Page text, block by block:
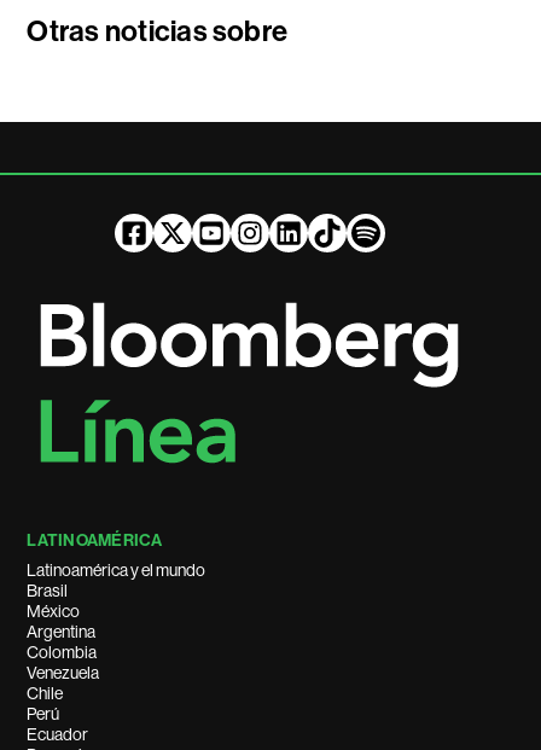
Otras noticias sobre
LATINOAMÉRICA
Latinoamérica y el mundo
Brasil
México
Argentina
Colombia
Venezuela
Chile
Perú
Ecuador